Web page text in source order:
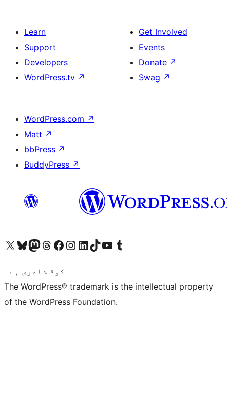
Learn
Support
Developers
WordPress.tv ↗
Get Involved
Events
Donate ↗
Swag ↗
WordPress.com ↗
Matt ↗
bbPress ↗
BuddyPress ↗
Visit our X (formerly Twitter) account
ہمارے بلیواسکائی اکاؤنٹ پر جائیں
Visit our Mastodon account
ہمارے ٹھریڈز اکاؤنٹ پر جائیں
Visit our Facebook page
Visit our Instagram account
Visit our LinkedIn account
ہمارے ٹک ٹاک اکاؤنٹ پر جائیں
Visit our YouTube channel
ہمارے ٹمبلر اکاؤنٹ پر جائیں
کوڈ شاعری ہے۔
The WordPress® trademark is the intellectual property
of the WordPress Foundation.